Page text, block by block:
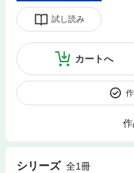
試し読み
カートへ
シリーズ 全1冊